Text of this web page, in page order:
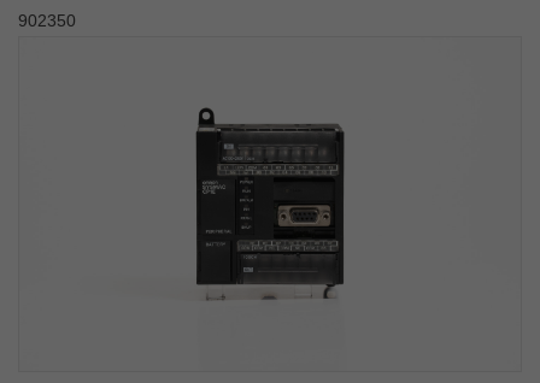
902350